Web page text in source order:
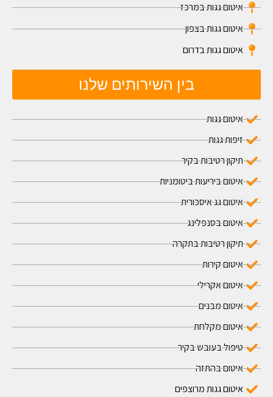
איטום גגות במרכז
איטום גגות בצפון
איטום גגות בדרום
בין השירותים שלנו
איטום גגות
זיפות גגות
תיקון רטיבות בקיר
איטום ביריעות ביטומניות
איטום גג איסכורית
איטום בסנפלינג
תיקון רטיבות בתקרה
איטום קירות
איטום אקרילי
איטום מבנים
איטום מקלחת
טיפול בעובש בקיר
איטום בהתזה
איטום גגות מרוצפים